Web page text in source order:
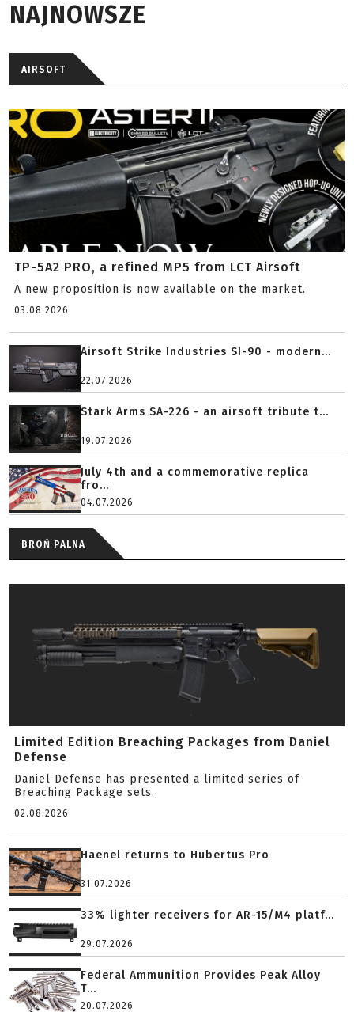
NAJNOWSZE
AIRSOFT
TP-5A2 PRO, a refined MP5 from LCT Airsoft
A new proposition is now available on the market.
03.08.2026
Airsoft Strike Industries SI-90 - modern...
22.07.2026
Stark Arms SA-226 - an airsoft tribute t...
19.07.2026
July 4th and a commemorative replica
fro...
04.07.2026
BROŃ PALNA
Limited Edition Breaching Packages from Daniel
Defense
Daniel Defense has presented a limited series of
Breaching Package sets.
02.08.2026
Haenel returns to Hubertus Pro
31.07.2026
33% lighter receivers for AR-15/M4 platf...
29.07.2026
Federal Ammunition Provides Peak Alloy
T...
20.07.2026